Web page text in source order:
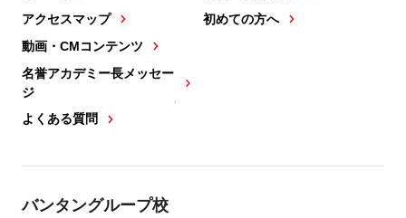
アクセスマップ
動画・CMコンテンツ
名誉アカデミー長メッセー
ジ
よくある質問
初めての方へ
バンタングループ校